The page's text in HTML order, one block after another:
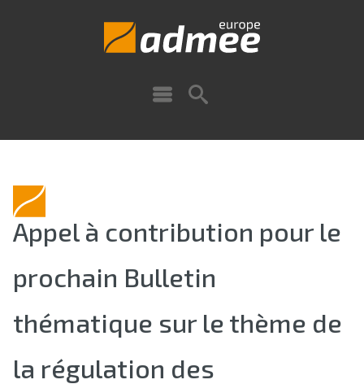
Appel à contribution pour le
prochain Bulletin
thématique sur le thème de
la régulation des